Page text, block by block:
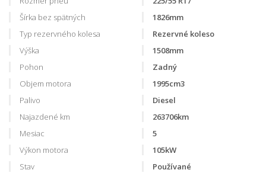
Šírka bez spätných
1826mm
Typ rezervného kolesa
Rezervné koleso
Výška
1508mm
Pohon
Zadný
Objem motora
1995cm3
Palivo
Diesel
Najazdené km
263706km
Mesiac
5
Výkon motora
105kW
Stav
Používané